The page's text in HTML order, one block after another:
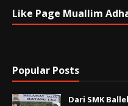
Like Page Muallim
Popular Posts
Dari SMK